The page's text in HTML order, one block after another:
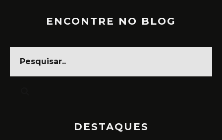
ENCONTRE NO BLOG
DESTAQUES